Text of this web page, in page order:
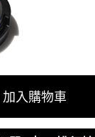
加入購物車